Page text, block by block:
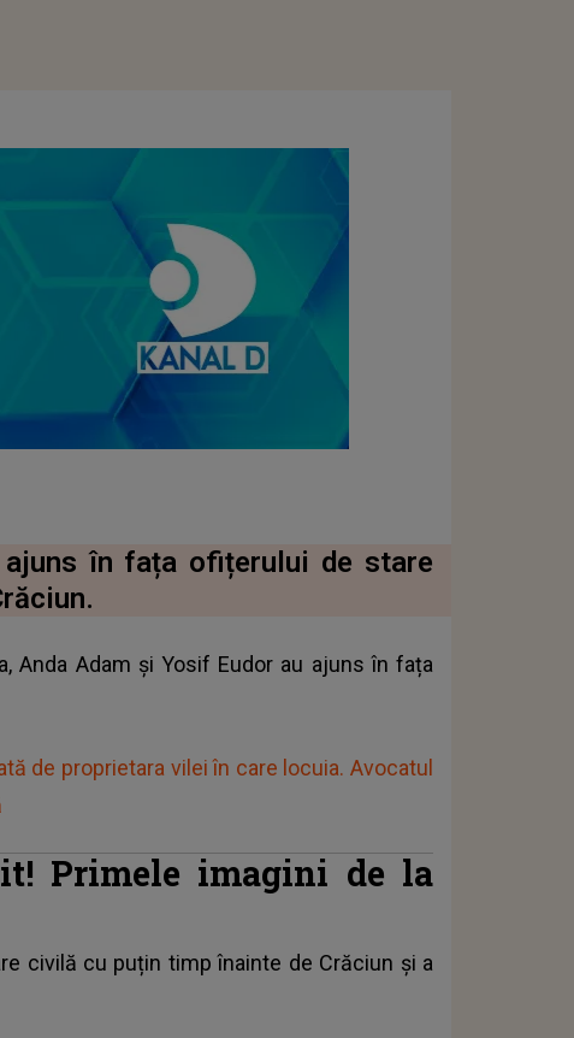
în fața ofițerului de stare
Anda Adam și Yosif Eudor au ajuns în fața
de proprietara vilei în care locuia. Avocatul
Primele imagini de la
civilă cu puțin timp înainte de Crăciun și a